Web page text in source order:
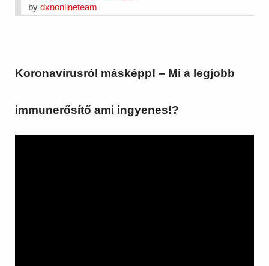
bydxnonlineteam
Koronavírusról másképp! – Mi a legjobb
immunerősítő ami ingyenes!?